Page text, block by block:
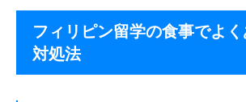
フィリピン留学の食事でよ
対処法